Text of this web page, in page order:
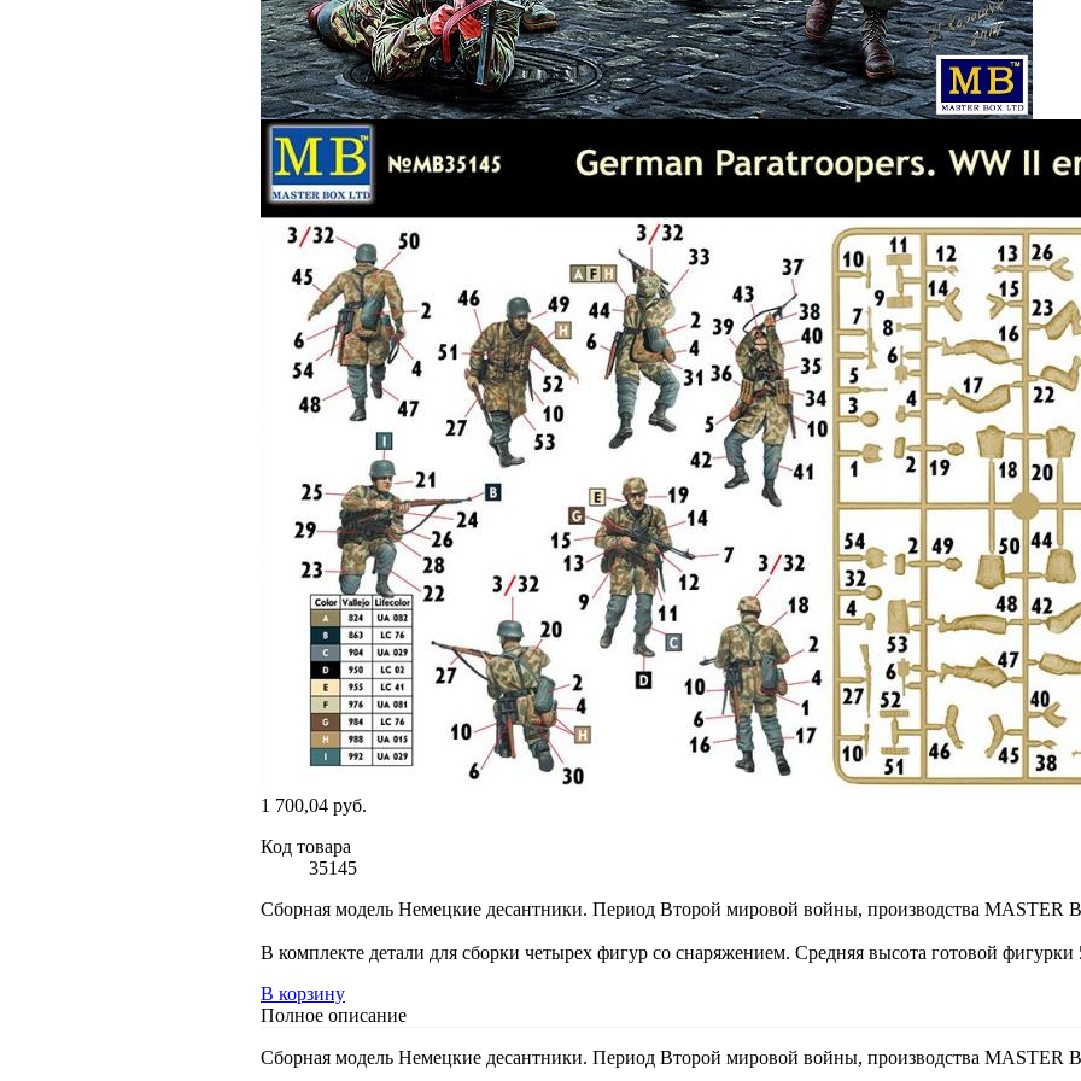
1 700,04 руб.
Код товара
35145
Сборная модель Немецкие десантники. Период Второй мировой войны, производства MASTER
В комплекте детали для сборки четырех фигур со снаряжением. Средняя высота готовой
В корзину
Полное описание
Сборная модель Немецкие десантники. Период Второй мировой войны, производства MASTER